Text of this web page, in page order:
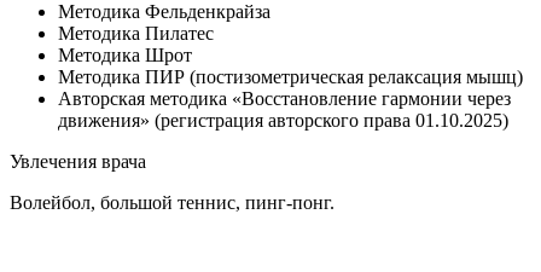
Методика Фельденкрайза
Методика Пилатес
Методика Шрот
Методика ПИР (постизометрическая релаксация мышц)
Авторская методика «Восстановление гармонии через
движения» (регистрация авторского права 01.10.2025)
Увлечения врача
Волейбол, большой теннис, пинг-понг.